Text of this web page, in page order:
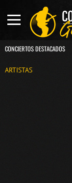
CONCIERTOS DESTACADOS
ARTISTAS